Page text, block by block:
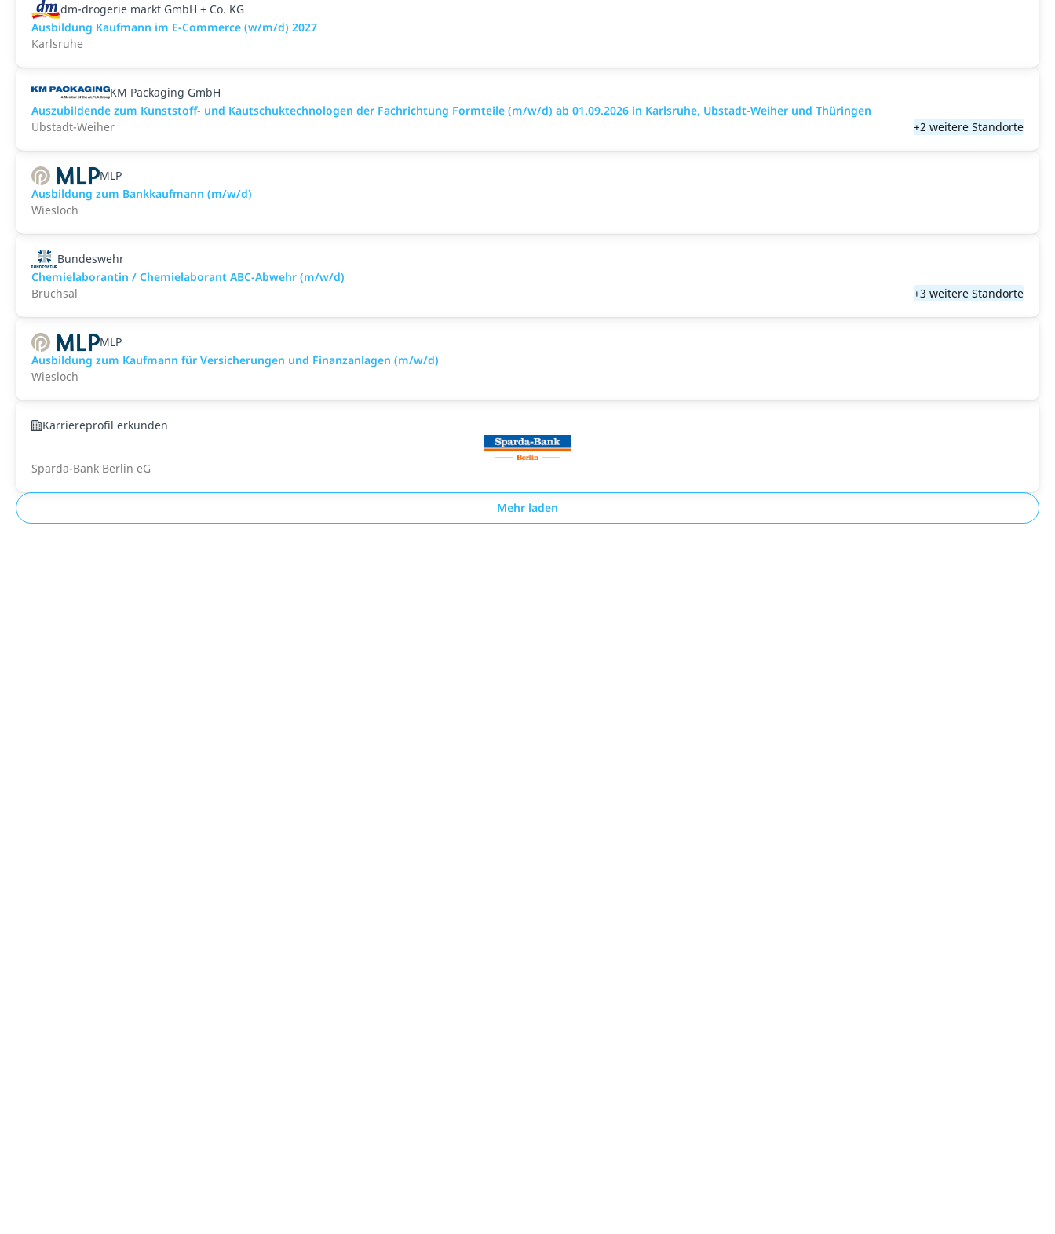
dm-drogerie markt GmbH + Co. KG
Ausbildung Kaufmann im E-Commerce (w/m/d) 2027
Karlsruhe
KM Packaging GmbH
Auszubildende zum Kunststoff- und Kautschuktechnologen der Fachrichtung Formteile (m/w/d) ab 01.09.2026 in Karlsruhe, Ubstadt-Weiher und Thüringen
Ubstadt-Weiher
+2 weitere Standorte
MLP
Ausbildung zum Bankkaufmann (m/w/d)
Wiesloch
Bundeswehr
Chemielaborantin / Chemielaborant ABC-Abwehr (m/w/d)
Bruchsal
+3 weitere Standorte
MLP
Ausbildung zum Kaufmann für Versicherungen und Finanzanlagen (m/w/d)
Wiesloch
Karriereprofil erkunden
Sparda-Bank Berlin eG
Mehr laden